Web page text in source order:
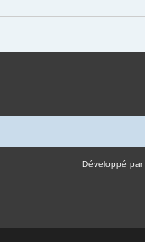
Développé par